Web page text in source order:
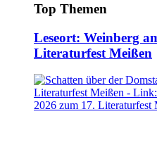
Top Themen
Leseort: Weinberg
Literaturfest Meißen